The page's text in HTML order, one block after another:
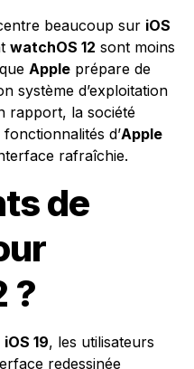
beaucoup sur iOS
watchOS 12 sont moins
Apple prépare de
système d’exploitation
rapport, la société
d’Apple
rafraîchie.
de
?
iOS 19, les utilisateurs
redessinée